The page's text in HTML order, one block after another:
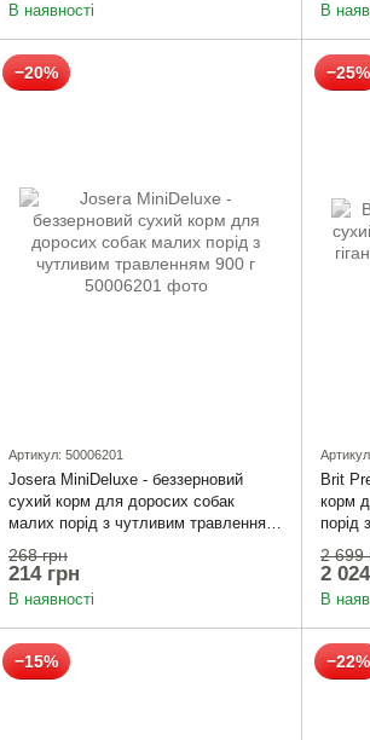
В наявності В
−20%
Артикул: 50006201
Josera MiniDeluxe - беззерновий
сухий корм для доросих собак
малих порід з чутливим травленням
900 г
268 грн
214 грн
В наявності
−25%
Brit
корм
порід
2 699
2
В
−15% −22%